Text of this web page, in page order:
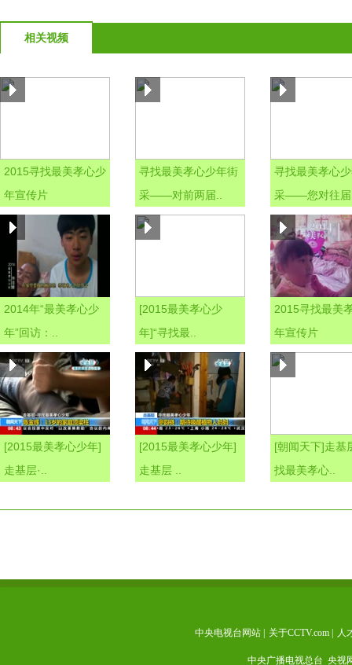
相关视频
2015寻找最美孝心少
年宣传片
寻找最美孝心少年街
采——对前两届..
寻找最美孝心
采——您对往
2014年“最美孝心少
年”回访：..
[2015最美孝心少
年]“寻找最..
2015寻找最美
年宣传片
[2015最美孝心少年]
走基层·..
[2015最美孝心少年]
走基层 ..
[朝闻天下]走基
找最美孝心..
中央电视台网站 关于CCTV.com 人
中央广播电视总台 央视